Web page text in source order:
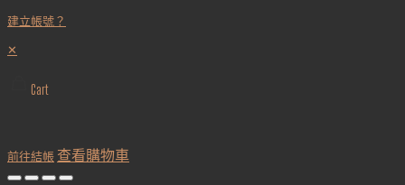
建立帳號？
✕
Cart
前往結帳 查看購物車